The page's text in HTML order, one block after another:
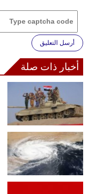
أرسل التعليق
أخبار ذات صلة